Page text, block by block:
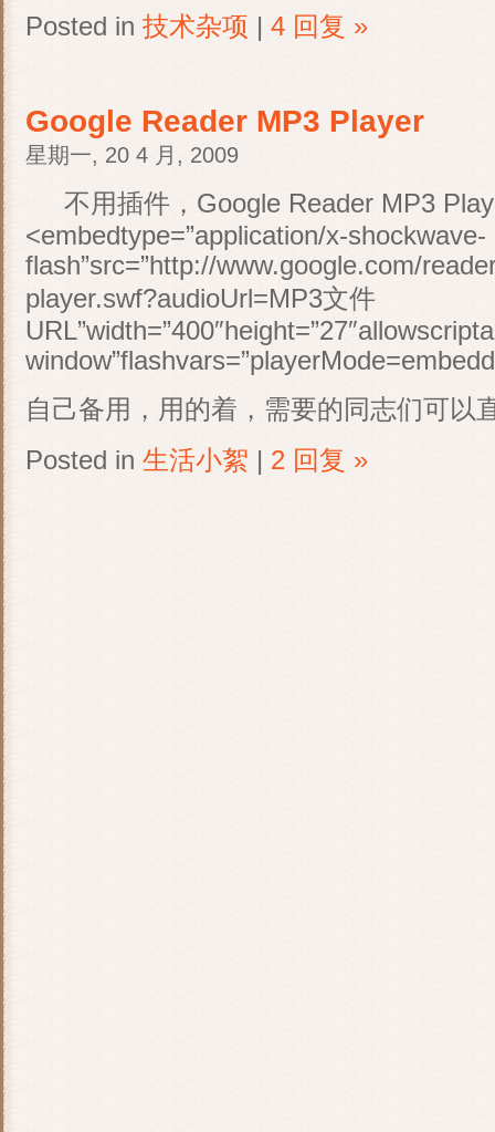
Posted in 技术杂项 | 4 回复 »
Google Reader MP3 Player
星期一, 20 4 月, 2009
不用插件，Google Reader MP3
<embedtype=”application/x-shockwave-
flash”src=”http://www.google.com/
player.swf?audioUrl=MP3文件
自己备用，用的着，需要的同志们可以
Posted in 生活小絮 | 2 回复 »